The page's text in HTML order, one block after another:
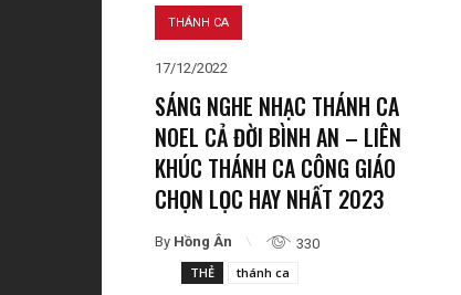
THÁNH CA
17/12/2022
SÁNG NGHE NHẠC THÁNH CA
NOEL CẢ ĐỜI BÌNH AN – LIÊN
KHÚC THÁNH CA CÔNG GIÁO
CHỌN LỌC HAY NHẤT 2023
By Hồng Ân
330
THẺ
thánh ca